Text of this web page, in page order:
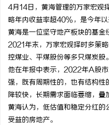
4月14日，黄海管理的万家宏观
略年内收益率超40%，是今年以
黄海是一位坚守地产板块的基
2021年末，万家宏观择时多策
控煤业、平煤股份等多只煤炭股。
他在年报中表示，2022年A股
强，既有周期性的，也有结构
降较快，长期需求面临萎缩，
黄海认为，低估值和稳定分红
受益的房地产。